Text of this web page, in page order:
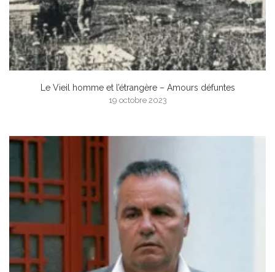
Le Vieil homme et l’étrangère – Amours défuntes
19 octobre 2023